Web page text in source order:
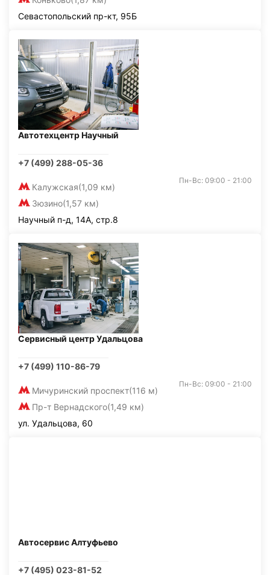
Севастопольский пр-кт, 95Б
Автотехцентр Научный
+7 (499) 288-05-36
Калужская(1,09 км)
Зюзино(1,57 км)
Пн-Вс: 09:00 - 21:00
Научный п-д, 14А, стр.8
Сервисный центр Удальцова
+7 (499) 110-86-79
Мичуринский проспект(116 м)
Пр-т Вернадского(1,49 км)
Пн-Вс: 09:00 - 21:00
ул. Удальцова, 60
Автосервис Алтуфьево
+7 (495) 023-81-52